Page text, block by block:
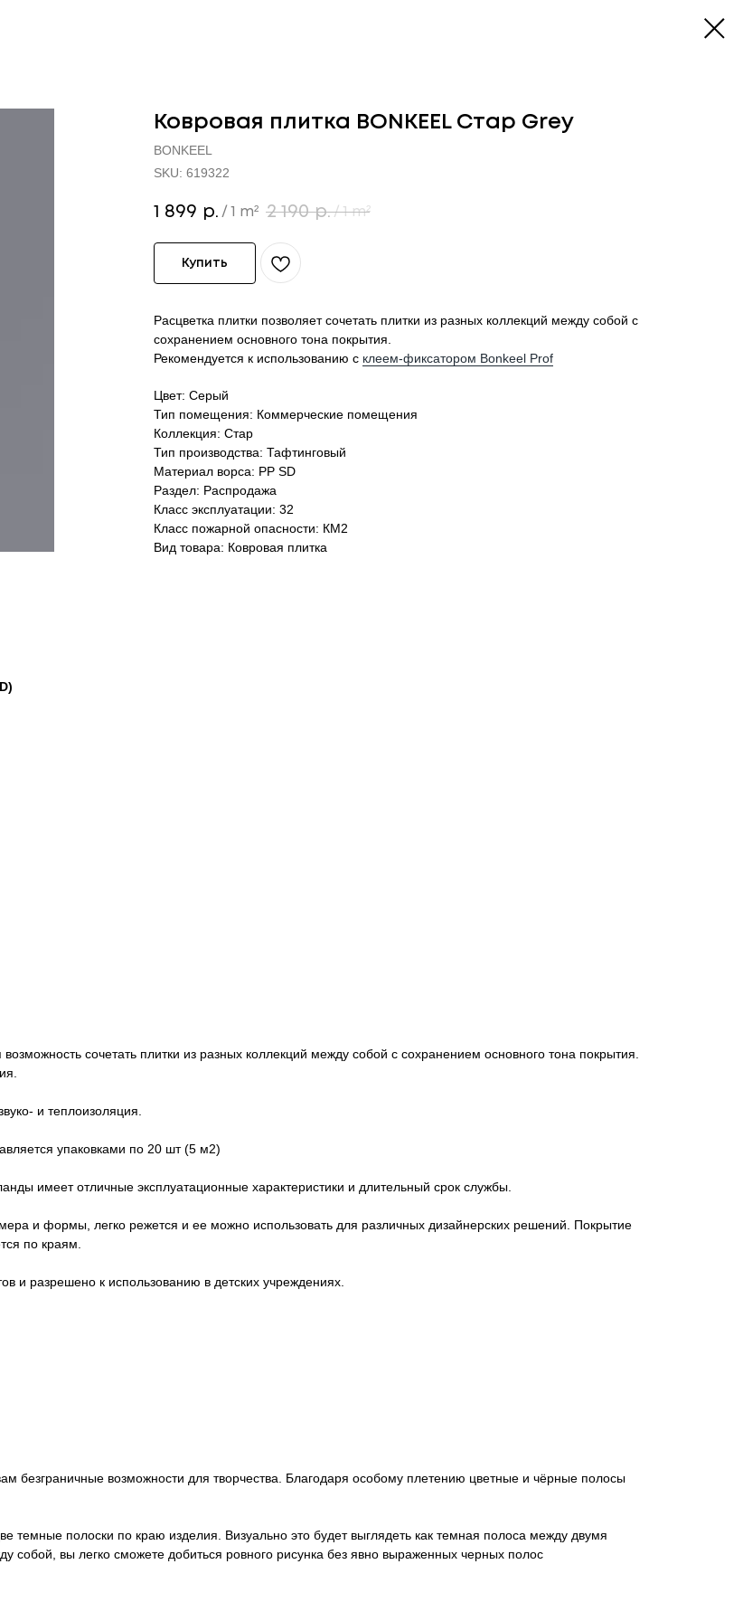
Ковровая плитка BONKEEL Стар Grey
BONKEEL
SKU: 619322
1 899 р. / 1 m² 2 190 р. / 1 m²
Купить
Расцветка плитки позволяет сочетать плитки из разных коллекций между собой с
сохранением основного тона покрытия.
Рекомендуется к использованию с клеем-фиксатором Bonkeel Prof
Цвет: Серый
Тип помещения: Коммерческие помещения
Коллекция: Стар
Тип производства: Тафтинговый
Материал ворса: PP SD
Раздел: Распродажа
Класс эксплуатации: 32
Класс пожарной опасности: КМ2
Вид товара: Ковровая плитка
сочетать плитки из разных коллекций между собой с сохранением основного тона покрытия.
и теплоизоляция.
упаковками по 20 шт (5 м2)
имеет отличные эксплуатационные характеристики и длительный срок службы.
и формы, легко режется и ее можно использовать для различных дизайнерских решений. Покрытие
по краям.
и разрешено к использованию в детских учреждениях.
безграничные возможности для творчества. Благодаря особому плетению цветные и чёрные полосы
темные полоски по краю изделия. Визуально это будет выглядеть как темная полоса между двумя
вы легко сможете добиться ровного рисунка без явно выраженных черных полос